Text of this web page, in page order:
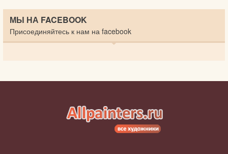
МЫ НА FACEBOOK
Присоединяйтесь к нам на facebook